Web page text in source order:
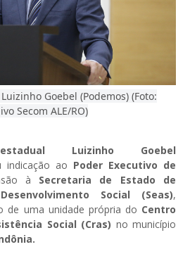
Goebel (Podemos) (Foto:
Secom ALE/RO)
Luizinho Goebel
indicação ao Poder Executivo de
à Secretaria de Estado de
Social (Seas),
de uma unidade própria do Centro
Social (Cras) no município